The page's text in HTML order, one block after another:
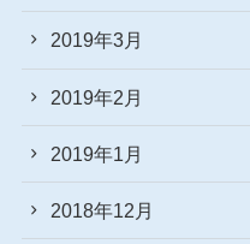
2019年3月
2019年2月
2019年1月
2018年12月